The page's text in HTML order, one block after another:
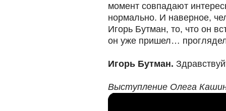
момент совпадают
нормально. И наверное,
Игорь Бутман, то, что он
он уже пришел…
Игорь Бутман.
Выступление Олега